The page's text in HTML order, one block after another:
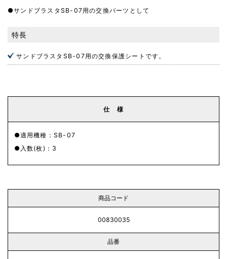
●サンドブラスタSB-07用の交換パーツとして
特長
サンドブラスタSB-07用の交換保護シートです。
仕 様
適用機種：SB-07
入数(枚)：3
商品コード
00830035
品番